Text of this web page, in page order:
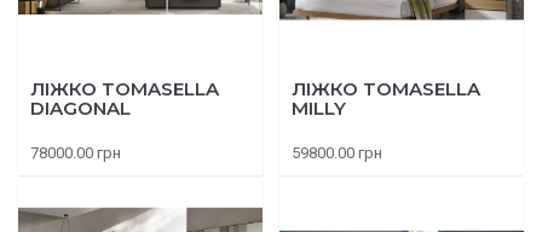
ЛІЖКО TOMASELLA
DIAGONAL
78000.00 грн
ЛІЖКО TOMASELLA
MILLY
59800.00 грн